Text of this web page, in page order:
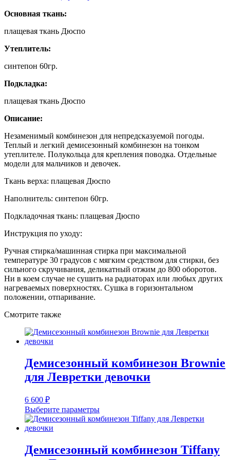
в
Асфальт
Левретки
Основная ткань:
плащевая ткань Дюспо
Утеплитель:
синтепон 60гр.
Подкладка:
плащевая ткань Дюспо
Описание:
Незаменимый комбинезон для непредсказуемой погоды.
Теплый и легкий демисезонный комбинезон на тонком
утеплителе. Полукольца для крепления поводка. Отдельные
модели для мальчиков и девочек.
Ткань верха: плащевая Дюспо
Наполнитель: синтепон 60гр.
Подкладочная ткань: плащевая Дюспо
Инструкция по уходу:
Ручная стирка/машинная стирка при максимальной
температуре 30 градусов с мягким средством для стирки, без
сильного скручивания, деликатный отжим до 800 оборотов.
Ни в коем случае не сушить на радиаторах или любых других
нагреваемых поверхностях. Сушка в горизонтальном
положении, отпаривание.
Смотрите также
Демисезонный комбинезон Brownie
для Левретки девочки
6 600 ₽
Выберите параметры
Этот
товар
несколько
вариаций.
Демисезонный комбинезон Tiffany